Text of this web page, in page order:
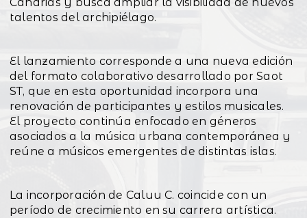
talentos del archipiélago.
El lanzamiento corresponde a una nueva edición
del formato colaborativo desarrollado por Saot
ST, que en esta oportunidad incorpora una
renovación de participantes y estilos musicales.
El proyecto continúa enfocado en géneros
asociados a la música urbana contemporánea y
reúne a músicos emergentes de distintas islas.
La incorporación de Caluu C. coincide con un
período de crecimiento en su carrera artística.